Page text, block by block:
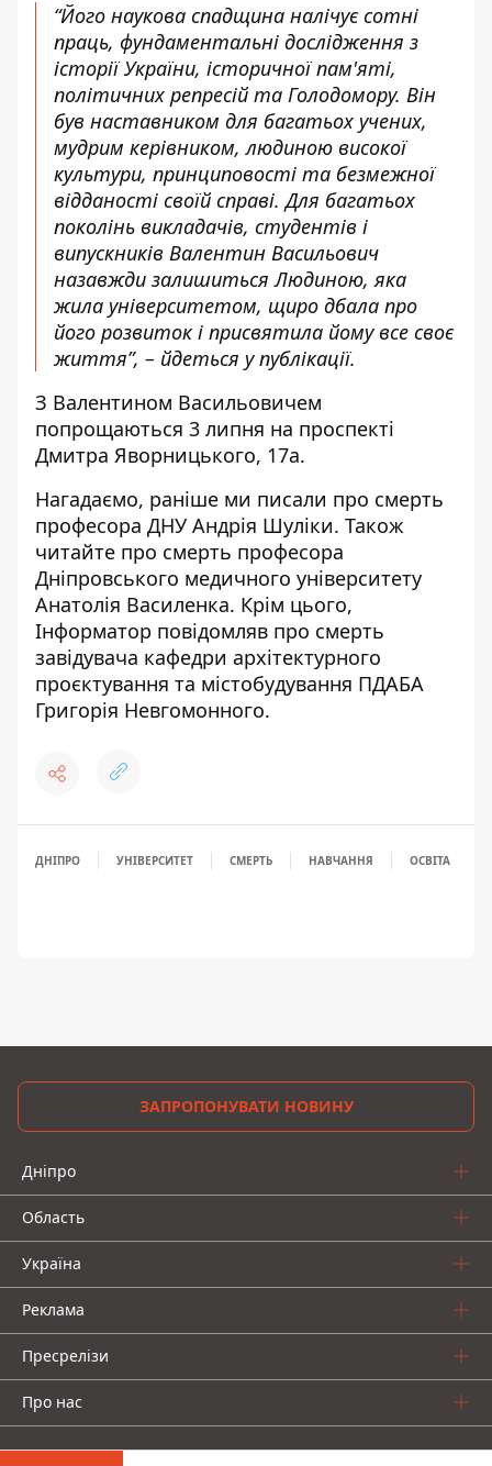
“Його наукова спадщина налічує сотні
праць, фундаментальні дослідження з
історії України, історичної пам'яті,
політичних репресій та Голодомору. Він
був наставником для багатьох учених,
мудрим керівником, людиною високої
культури, принциповості та безмежної
відданості своїй справі. Для багатьох
поколінь викладачів, студентів і
випускників Валентин Васильович
назавжди залишиться Людиною, яка
жила університетом, щиро дбала про
його розвиток і присвятила йому все своє
життя”, – йдеться у публікації.
З Валентином Васильовичем
попрощаються 3 липня на проспекті
Дмитра Яворницького, 17а.
Нагадаємо, раніше ми писали про смерть
професора ДНУ Андрія Шуліки. Також
читайте про смерть професора
Дніпровського медичного університету
Анатолія Василенка. Крім цього,
Інформатор повідомляв про смерть
завідувача кафедри архітектурного
проєктування та містобудування ПДАБА
Григорія Невгомонного.
ДНІПРО УНІВЕРСИТЕТ СМЕРТЬ НАВЧАННЯ ОСВІТА
ЗАПРОПОНУВАТИ НОВИНУ
Дніпро
Область
Україна
Реклама
Пресрелізи
Про нас